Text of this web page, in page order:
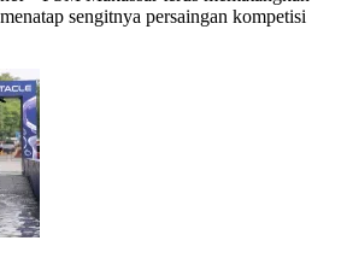
sengitnya persaingan kompetisi